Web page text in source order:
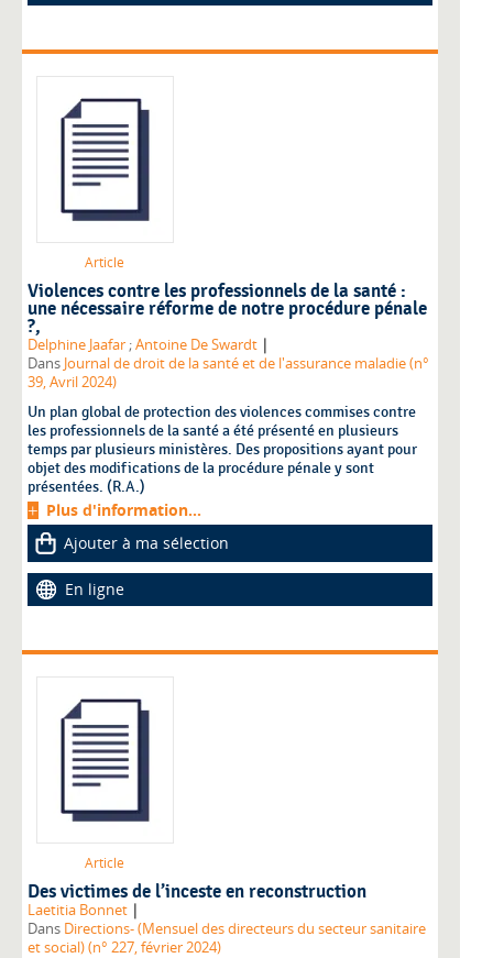
Article
Violences contre les professionnels de la santé :
une nécessaire réforme de notre procédure pénale
?,
Delphine Jaafar ;Antoine De Swardt |
Dans Journal de droit de la santé et de l'assurance maladie (n°
39, Avril 2024)
Un plan global de protection des violences commises contre
les professionnels de la santé a été présenté en plusieurs
temps par plusieurs ministères. Des propositions ayant pour
objet des modifications de la procédure pénale y sont
présentées. (R.A.)
Plus d'information...
Ajouter à ma sélection
En ligne
Article
Des victimes de l’inceste en reconstruction
Laetitia Bonnet |
Dans Directions- (Mensuel des directeurs du secteur sanitaire
et social) (n° 227, février 2024)